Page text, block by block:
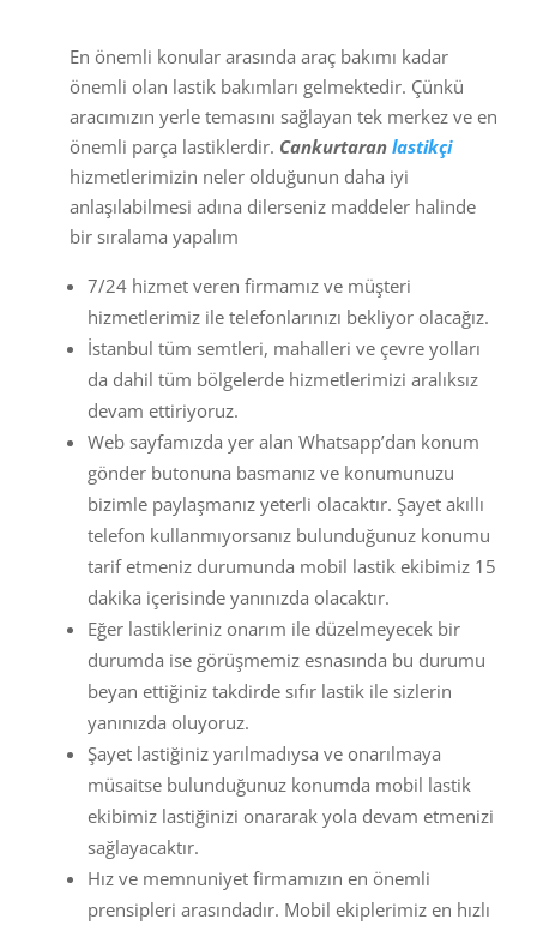
En önemli konular arasında araç bakımı kadar
önemli olan lastik bakımları gelmektedir. Çünkü
aracımızın yerle temasını sağlayan tek merkez ve en
önemli parça lastiklerdir. Cankurtaran lastikçi
hizmetlerimizin neler olduğunun daha iyi
anlaşılabilmesi adına dilerseniz maddeler halinde
bir sıralama yapalım
7/24 hizmet veren firmamız ve müşteri
hizmetlerimiz ile telefonlarınızı bekliyor olacağız.
İstanbul tüm semtleri, mahalleri ve çevre yolları
da dahil tüm bölgelerde hizmetlerimizi aralıksız
devam ettiriyoruz.
Web sayfamızda yer alan Whatsapp’dan konum
gönder butonuna basmanız ve konumunuzu
bizimle paylaşmanız yeterli olacaktır. Şayet akıllı
telefon kullanmıyorsanız bulunduğunuz konumu
tarif etmeniz durumunda mobil lastik ekibimiz 15
dakika içerisinde yanınızda olacaktır.
Eğer lastikleriniz onarım ile düzelmeyecek bir
durumda ise görüşmemiz esnasında bu durumu
beyan ettiğiniz takdirde sıfır lastik ile sizlerin
yanınızda oluyoruz.
Şayet lastiğiniz yarılmadıysa ve onarılmaya
müsaitse bulunduğunuz konumda mobil lastik
ekibimiz lastiğinizi onararak yola devam etmenizi
sağlayacaktır.
Hız ve memnuniyet firmamızın en önemli
prensipleri arasındadır. Mobil ekiplerimiz en hızlı